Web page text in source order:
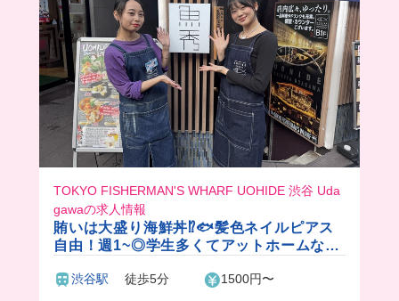
TOKYO FISHERMAN'S WHARF UOHIDE 渋谷 Uda
gawaの求人情報
賄いは大盛り海鮮丼⁉️🐟髪色ネイルピアス
自由！週1~◎学生多くてアットホームな居
渋谷駅 徒歩5分 1500円〜